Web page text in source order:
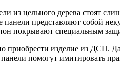
из цельного дерева стоят
панели представляют собой
покрывают специальным
приобрести изделие из ДСП.
помогут имитировать